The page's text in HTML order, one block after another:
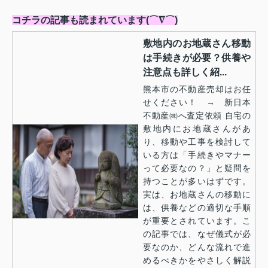
コチラの記事も読まれています(⌒∇⌒)
敷地内のお地蔵さん移動
は手続きが必要？供養や
注意点も詳しく紹...
熊本市の不動産売却はお任
せください！ → 新日本
不動産㈱へ査定依頼 自宅の
敷地内にお地蔵さんがあ
り、移動や工事を検討して
いる方は「手続きやマナー
って必要なの？」と疑問を
持つことが多いはずです。
実は、お地蔵さんの移動に
は、供養などの適切な手順
が重要とされています。こ
の記事では、なぜ儀式が必
要なのか、どんな流れで進
めるべきかをやさしく解説